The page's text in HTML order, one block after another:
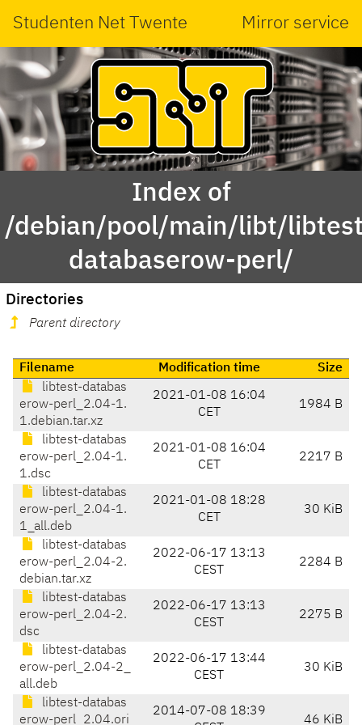
Studenten Net Twente Mirror service
Index of
/debian/pool/main/libt/
databaserow-perl/
Directories
Parent directory
Filename Modification time
Size
libtest-databas
erow-perl_2.04-1.
1.debian.tar.xz
2021-01-08 16:04
CET
1984 B
libtest-databas
erow-perl_2.04-1.
1.dsc
2021-01-08 16:04
CET
2217 B
libtest-databas
erow-perl_2.04-1.
1_all.deb
2021-01-08 18:28
CET
30 KiB
libtest-databas
erow-perl_2.04-2.
debian.tar.xz
2022-06-17 13:13
CEST
2284 B
libtest-databas
erow-perl_2.04-2.
dsc
2022-06-17 13:13
CEST
2275 B
libtest-databas
erow-perl_2.04-2_
all.deb
2022-06-17 13:44
CEST
30 KiB
libtest-databas
erow-perl_2.04.ori
2014-07-08 18:39
46 KiB